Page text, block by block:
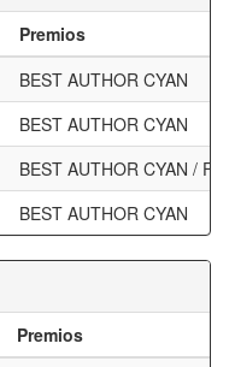
Premios
BEST AUTHOR CYAN
BEST AUTHOR CYAN
BEST AUTHOR CYAN /
BEST AUTHOR CYAN
Premios